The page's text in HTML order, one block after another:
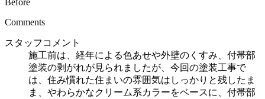
Before
Comments
スタッフコメント
施工前は、経年による色あせや外壁のくすみ、付帯部
塗装の剥がれが見られましたが、今回の塗装工事で
は、住み慣れた住まいの雰囲気はしっかりと残したま
ま、やわらかなクリーム系カラーをベースに、付帯部